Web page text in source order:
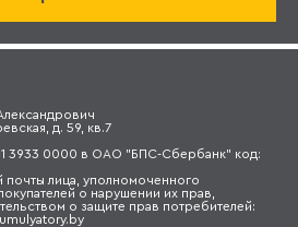
д. 59, кв.7
3933 0000 в ОАО "БПС-Сбербанк" код:
лица, уполномоченного
о нарушении их прав,
о защите прав потребителей: